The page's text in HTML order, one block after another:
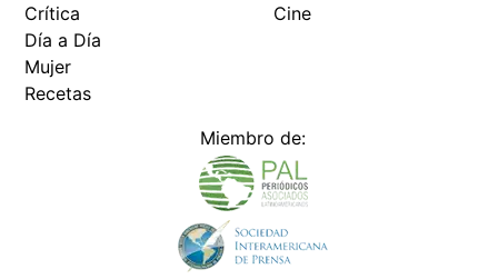
Crítica
Día a Día
Mujer
Recetas
Cine
Miembro de: